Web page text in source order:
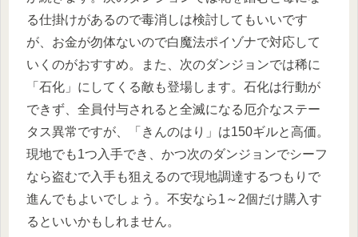
る仕掛けがあるので毒消しは検討してもいいです
が、お金が勿体ないので白魔法ポイゾナで対応して
いくのがおすすめ。また、次のダンジョンでは稀に
「石化」にしてくる敵も登場します。石化は行動が
できず、全員付与されると全滅になる厄介なステー
タス異常ですが、「きんのはり」は150ギルと高価。
現地でも1つ入手でき、かつ次のダンジョンでシーフ
なら盗むで入手も狙えるので現地調達するつもりで
進んでもよいでしょう。不安なら1～2個だけ購入す
るといいかもしれません。